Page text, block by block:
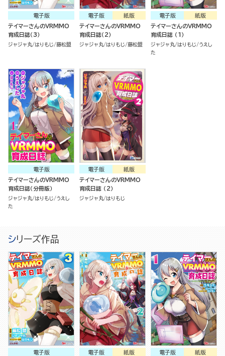
電子版
テイマーさんのVRMMO
育成日誌（3）
ジャジャ丸 はりもじ 藤松盟
紙版
電子版
テイマーさんのVRMMO
育成日誌（2）
ジャジャ丸 はりもじ 藤松盟
紙版
電子版
テイマーさんのVRMMO
育成日誌 （1）
ジャジャ丸 はりもじ
うえし
た
電子版
テイマーさんのVRMMO
育成日誌（分冊版）
ジャジャ丸 はりもじ
うえし
た
紙版
電子版
テイマーさんのVRMMO
育成日誌 （2）
ジャジャ丸 はりもじ
シリーズ作品
電子版
紙版
電子版
紙版
電子版